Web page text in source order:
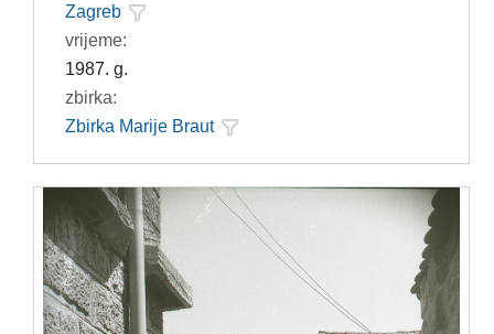
Zagreb
vrijeme:
1987. g.
zbirka:
Zbirka Marije Braut